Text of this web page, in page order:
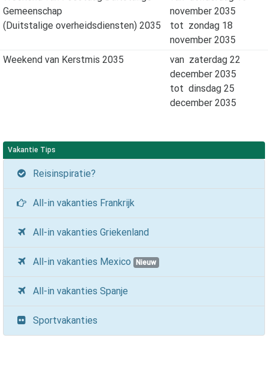
Gemeenschap
(Duitstalige overheidsdiensten) 2035
november 2035
tot zondag 18
november 2035
Weekend van Kerstmis 2035
van zaterdag 22
december 2035
tot dinsdag 25
december 2035
Vakantie Tips
Reisinspiratie?
All-in vakanties Frankrijk
All-in vakanties Griekenland
All-in vakanties Mexico Nieuw
All-in vakanties Spanje
Sportvakanties